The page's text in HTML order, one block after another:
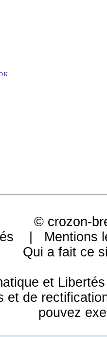
© crozon-
| Mentions
Qui a fait ce
et
et de
pouvez